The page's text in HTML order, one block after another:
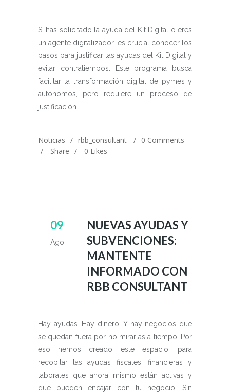
Si has solicitado la ayuda del Kit Digital o eres
un agente digitalizador, es crucial conocer los
pasos para justificar las ayudas del Kit Digital y
evitar contratiempos. Este programa busca
facilitar la transformación digital de pymes y
autónomos, pero requiere un proceso de
justificación...
Noticias rbb_consultant
0 Comments
Share
0 Likes
09
Ago
NUEVAS AYUDAS Y
SUBVENCIONES:
MANTENTE
INFORMADO CON
RBB CONSULTANT
Hay ayudas. Hay dinero. Y hay negocios que
se quedan fuera por no mirarlas a tiempo. Por
eso hemos creado este espacio: para
recopilar las ayudas fiscales, financieras y
laborales que ahora mismo están activas y
que pueden encajar con tu negocio. Sin